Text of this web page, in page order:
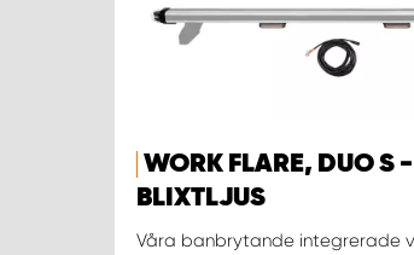
WORK FLARE, DUO S -
BLIXTLJUS
Våra banbrytande integrerade